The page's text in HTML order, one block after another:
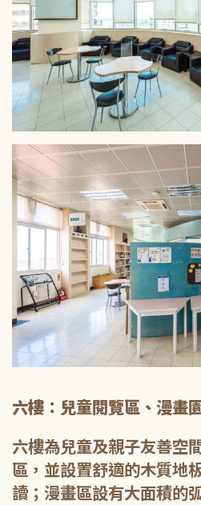
六樓：兒童閱覽區、漫
六樓為兒童及親子友善空
區，並設置舒適的木質地
讀；漫畫區設有大面積的